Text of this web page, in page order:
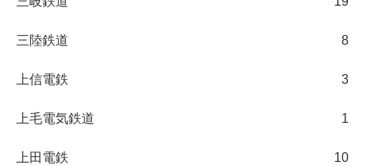
三陸鉄道 8
上信電鉄 3
上毛電気鉄道 1
上田電鉄 10